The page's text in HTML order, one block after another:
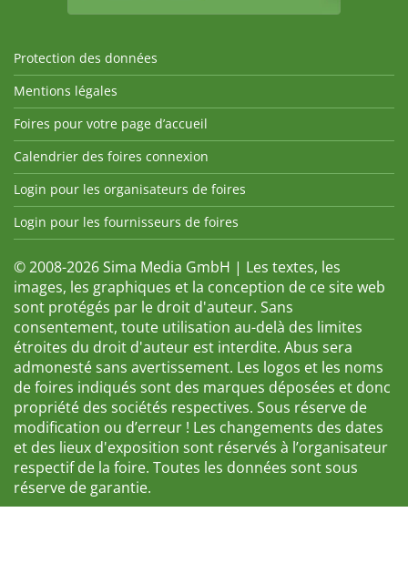
Protection des données
Mentions légales
Foires pour votre page d’accueil
Calendrier des foires connexion
Login pour les organisateurs de foires
Login pour les fournisseurs de foires
© 2008-2026 Sima Media GmbH | Les textes, les
images, les graphiques et la conception de ce site web
sont protégés par le droit d'auteur. Sans
consentement, toute utilisation au-delà des limites
étroites du droit d'auteur est interdite. Abus sera
admonesté sans avertissement. Les logos et les noms
de foires indiqués sont des marques déposées et donc
propriété des sociétés respectives. Sous réserve de
modification ou d’erreur ! Les changements des dates
et des lieux d'exposition sont réservés à l’organisateur
respectif de la foire. Toutes les données sont sous
réserve de garantie.